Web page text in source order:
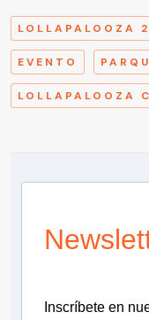
LOLLAPALOOZA
EVENTO
LOLLAPALOOZA
Inscríbete en